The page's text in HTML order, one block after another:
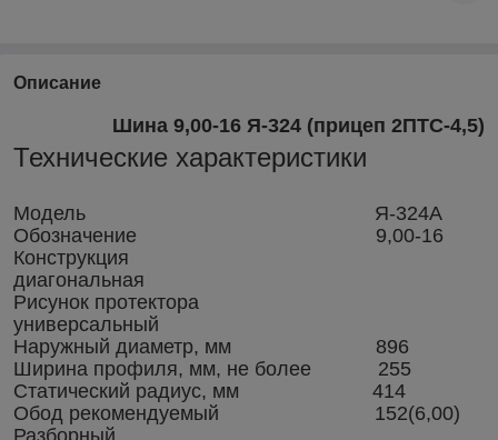
Описание
Шина 9,00-16 Я-324 (прицеп 2ПТС-4,5)
Технические характеристики
Модель Я-324А
Обозначение 9,00-16
Конструкция
диагональная
Рисунок протектора
универсальный
Наружный диаметр, мм 896
Ширина профиля, мм, не более 255
Статический радиус, мм 414
Обод рекомендуемый 152(6,00)
Разборный